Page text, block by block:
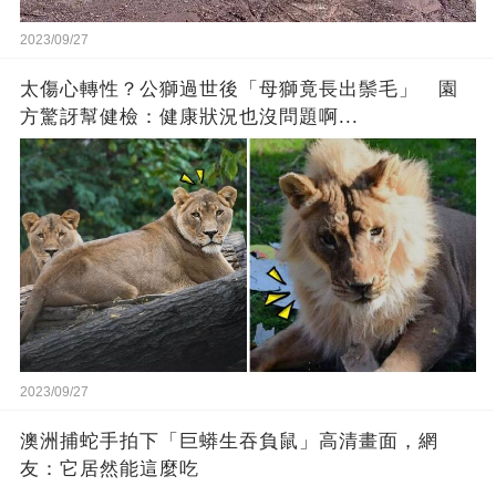
2023/09/27
太傷心轉性？公獅過世後「母獅竟長出鬃毛」 園
方驚訝幫健檢：健康狀況也沒問題啊...
2023/09/27
澳洲捕蛇手拍下「巨蟒生吞負鼠」高清畫面，網
友：它居然能這麼吃